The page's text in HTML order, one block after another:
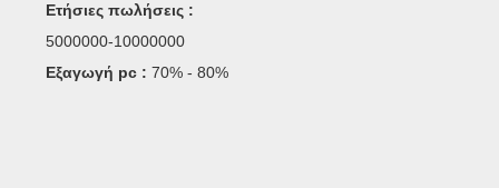
Ετήσιες πωλήσεις :
5000000-10000000
Εξαγωγή pc : 70% - 80%